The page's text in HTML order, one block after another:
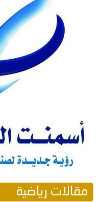
مقالات رياضية